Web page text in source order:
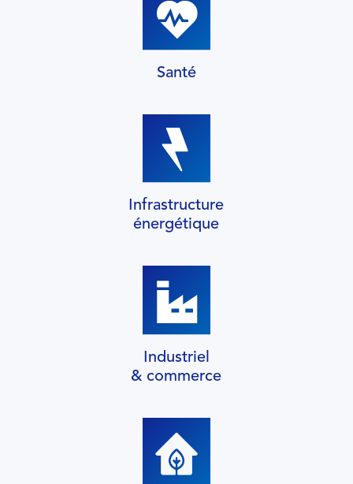
Santé
Infrastructure
énergétique
Industriel
& commerce